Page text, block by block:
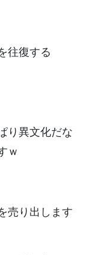
往復する
り異文化だな
ｗ
売り出します